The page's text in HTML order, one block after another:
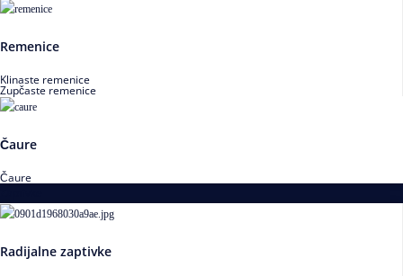
Remenice
Klinaste remenice
Zupčaste remenice
Čaure
Čaure
Radijalne zaptivke